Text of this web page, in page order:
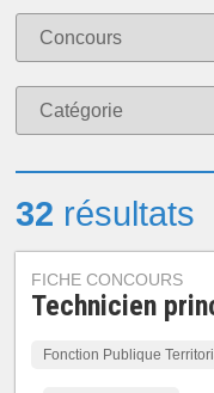
32 résultats
FICHE CONCOURS
Technicien
Fonction Publique